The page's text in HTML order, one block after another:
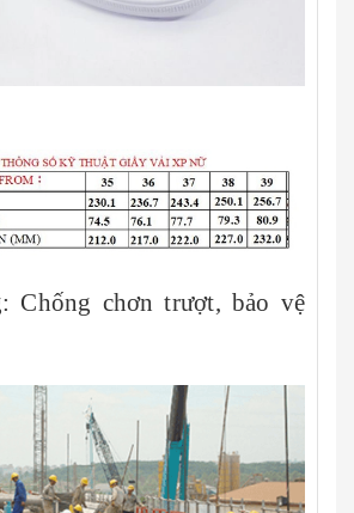
Chống chơn trượt, bảo vệ